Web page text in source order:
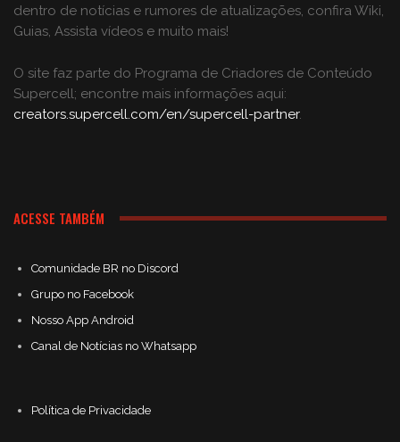
dentro de notícias e rumores de atualizações, confira Wiki,
Guias, Assista vídeos e muito mais!
O site faz parte do Programa de Criadores de Conteúdo
Supercell; encontre mais informações aqui:
creators.supercell.com/en/supercell-partner.
ACESSE TAMBÉM
Comunidade BR no Discord
Grupo no Facebook
Nosso App Android
Canal de Notícias no Whatsapp
Política de Privacidade